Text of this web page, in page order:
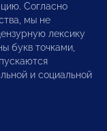
Согласно
мы не
лексику
букв точками,
и социальной